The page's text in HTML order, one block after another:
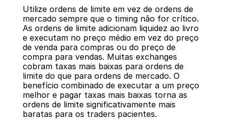
Utilize ordens de limite em vez de ordens de
mercado sempre que o timing não for crítico.
As ordens de limite adicionam liquidez ao livro
e executam no preço médio em vez do preço
de venda para compras ou do preço de
compra para vendas. Muitas exchanges
cobram taxas mais baixas para ordens de
limite do que para ordens de mercado. O
benefício combinado de executar a um preço
melhor e pagar taxas mais baixas torna as
ordens de limite significativamente mais
baratas para os traders pacientes.